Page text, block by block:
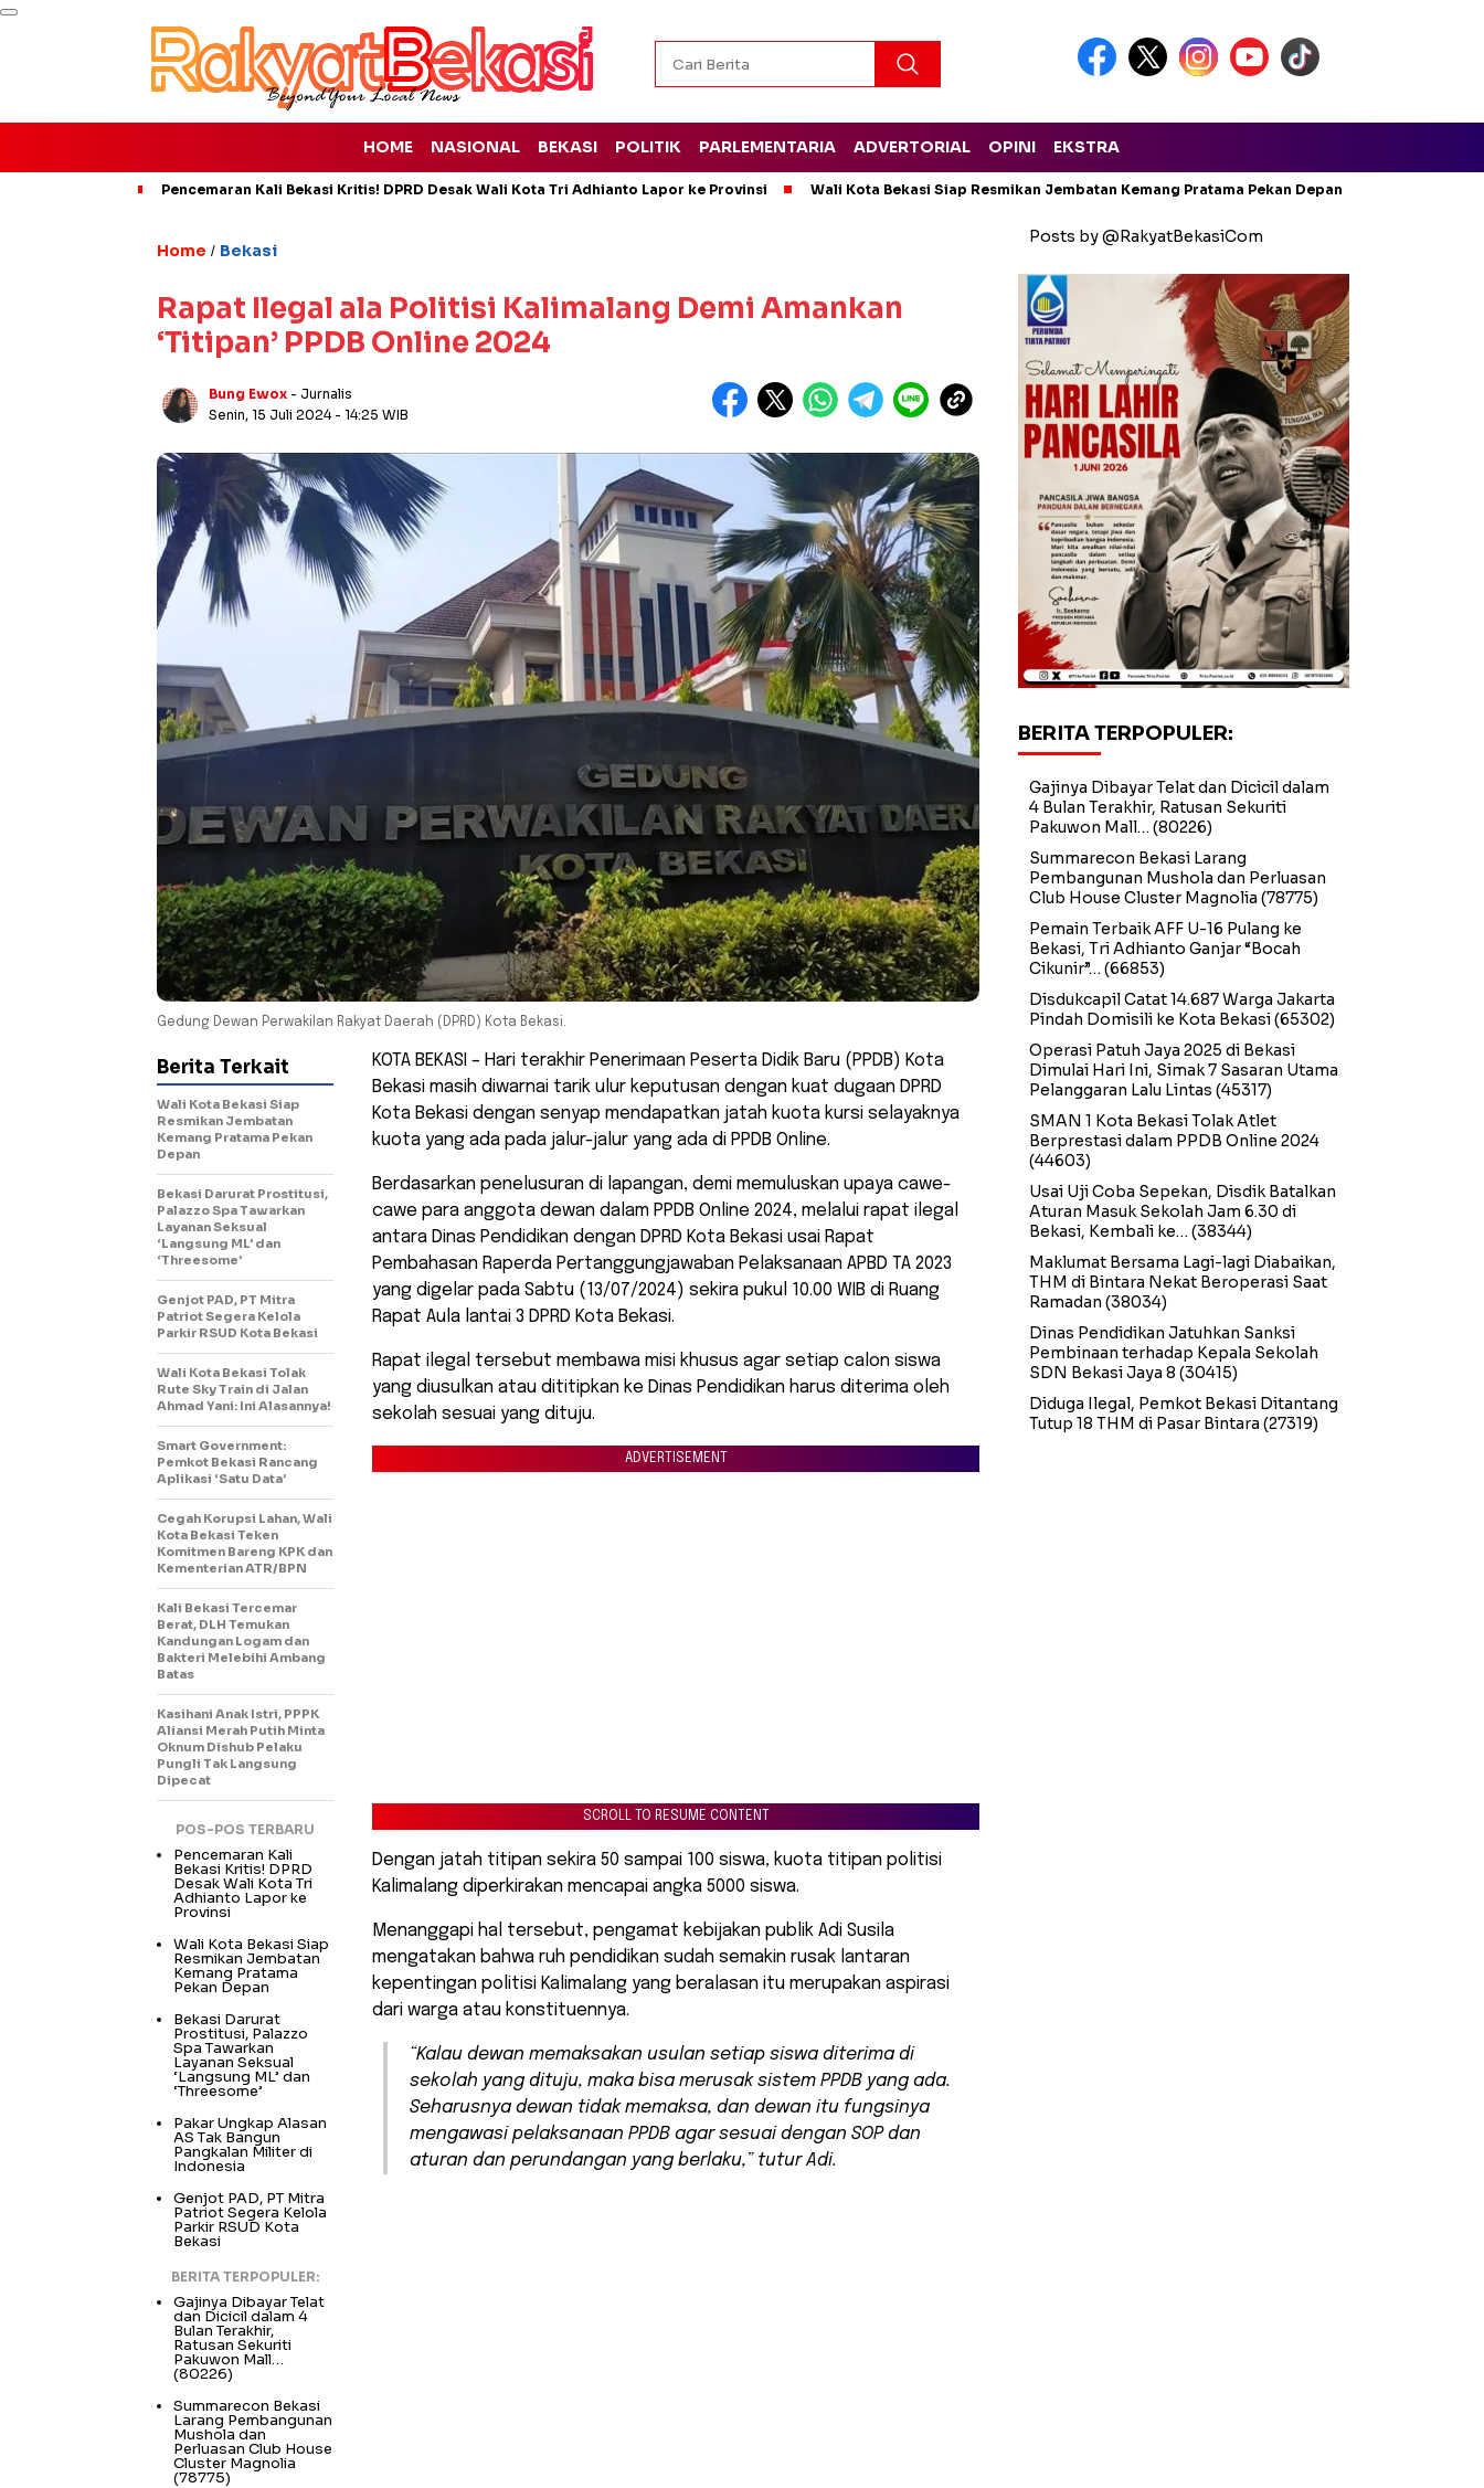
HOME NASIONAL BEKASI POLITIK PARLEMENTARIA ADVERTORIAL OPINI EKSTRA
Pencemaran Kali Bekasi Kritis! DPRD Desak Wali Kota Tri Adhianto Lapor ke Provinsi Wali Kota Bekasi Siap Resmikan Jembatan Kemang Pratama Pekan Depan
Home / Bekasi
Rapat Ilegal ala Politisi Kalimalang Demi Amankan
‘Titipan’ PPDB Online 2024
Bung Ewox - Jurnalis
Senin, 15 Juli 2024 - 14:25 WIB
Gedung Dewan Perwakilan Rakyat Daerah (DPRD) Kota Bekasi.
KOTA BEKASI – Hari terakhir Penerimaan Peserta Didik Baru (PPDB) Kota
Bekasi masih diwarnai tarik ulur keputusan dengan kuat dugaan DPRD
Kota Bekasi dengan senyap mendapatkan jatah kuota kursi selayaknya
kuota yang ada pada jalur-jalur yang ada di PPDB Online.
Berdasarkan penelusuran di lapangan, demi memuluskan upaya cawe-
cawe para anggota dewan dalam PPDB Online 2024, melalui rapat ilegal
antara Dinas Pendidikan dengan DPRD Kota Bekasi usai Rapat
Pembahasan Raperda Pertanggungjawaban Pelaksanaan APBD TA 2023
yang digelar pada Sabtu (13/07/2024) sekira pukul 10.00 WIB di Ruang
Rapat Aula lantai 3 DPRD Kota Bekasi.
Rapat ilegal tersebut membawa misi khusus agar setiap calon siswa
yang diusulkan atau dititipkan ke Dinas Pendidikan harus diterima oleh
sekolah sesuai yang dituju.
ADVERTISEMENT
SCROLL TO RESUME CONTENT
Dengan jatah titipan sekira 50 sampai 100 siswa, kuota titipan politisi
Kalimalang diperkirakan mencapai angka 5000 siswa.
Menanggapi hal tersebut, pengamat kebijakan publik Adi Susila
mengatakan bahwa ruh pendidikan sudah semakin rusak lantaran
kepentingan politisi Kalimalang yang beralasan itu merupakan aspirasi
dari warga atau konstituennya.
“Kalau dewan memaksakan usulan setiap siswa diterima di
sekolah yang dituju, maka bisa merusak sistem PPDB yang ada.
Seharusnya dewan tidak memaksa, dan dewan itu fungsinya
mengawasi pelaksanaan PPDB agar sesuai dengan SOP dan
aturan dan perundangan yang berlaku,” tutur Adi.
Berita Terkait
Wali Kota Bekasi Siap
Resmikan Jembatan
Kemang Pratama Pekan
Depan
Bekasi Darurat Prostitusi,
Palazzo Spa Tawarkan
Layanan Seksual
‘Langsung ML’ dan
‘Threesome’
Genjot PAD, PT Mitra
Patriot Segera Kelola
Parkir RSUD Kota Bekasi
Wali Kota Bekasi Tolak
Rute Sky Train di Jalan
Ahmad Yani: Ini Alasannya!
Smart Government:
Pemkot Bekasi Rancang
Aplikasi ‘Satu Data’
Cegah Korupsi Lahan, Wali
Kota Bekasi Teken
Komitmen Bareng KPK dan
Kementerian ATR/BPN
Kali Bekasi Tercemar
Berat, DLH Temukan
Kandungan Logam dan
Bakteri Melebihi Ambang
Batas
Kasihani Anak Istri, PPPK
Aliansi Merah Putih Minta
Oknum Dishub Pelaku
Pungli Tak Langsung
Dipecat
POS-POS TERBARU
Pencemaran Kali
Bekasi Kritis! DPRD
Desak Wali Kota Tri
Adhianto Lapor ke
Provinsi
Wali Kota Bekasi Siap
Resmikan Jembatan
Kemang Pratama
Pekan Depan
Bekasi Darurat
Prostitusi, Palazzo
Spa Tawarkan
Layanan Seksual
‘Langsung ML’ dan
‘Threesome’
Pakar Ungkap Alasan
AS Tak Bangun
Pangkalan Militer di
Indonesia
Genjot PAD, PT Mitra
Patriot Segera Kelola
Parkir RSUD Kota
Bekasi
BERITA TERPOPULER:
Gajinya Dibayar Telat
dan Dicicil dalam 4
Bulan Terakhir,
Ratusan Sekuriti
Pakuwon Mall…
(80226)
Summarecon Bekasi
Larang Pembangunan
Mushola dan
Perluasan Club House
Cluster Magnolia
(78775)
Posts by @RakyatBekasiCom
BERITA TERPOPULER:
Gajinya Dibayar Telat dan Dicicil dalam
4 Bulan Terakhir, Ratusan Sekuriti
Pakuwon Mall… (80226)
Summarecon Bekasi Larang
Pembangunan Mushola dan Perluasan
Club House Cluster Magnolia (78775)
Pemain Terbaik AFF U-16 Pulang ke
Bekasi, Tri Adhianto Ganjar “Bocah
Cikunir”… (66853)
Disdukcapil Catat 14.687 Warga Jakarta
Pindah Domisili ke Kota Bekasi(65302)
Operasi Patuh Jaya 2025 di Bekasi
Dimulai Hari Ini, Simak 7 Sasaran Utama
Pelanggaran Lalu Lintas (45317)
SMAN 1 Kota Bekasi Tolak Atlet
Berprestasi dalam PPDB Online 2024
(44603)
Usai Uji Coba Sepekan, Disdik Batalkan
Aturan Masuk Sekolah Jam 6.30 di
Bekasi, Kembali ke… (38344)
Maklumat Bersama Lagi-lagi Diabaikan,
THM di Bintara Nekat Beroperasi Saat
Ramadan (38034)
Dinas Pendidikan Jatuhkan Sanksi
Pembinaan terhadap Kepala Sekolah
SDN Bekasi Jaya 8 (30415)
Diduga Ilegal, Pemkot Bekasi Ditantang
Tutup 18 THM di Pasar Bintara (27319)